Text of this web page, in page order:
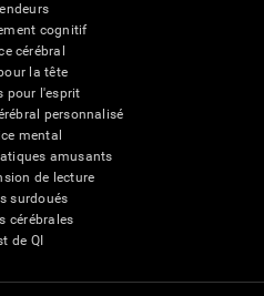
cognitif
cérébral
la tête
pour l'esprit
personnalisé
mental
amusants
de lecture
surdoués
cérébrales
de QI